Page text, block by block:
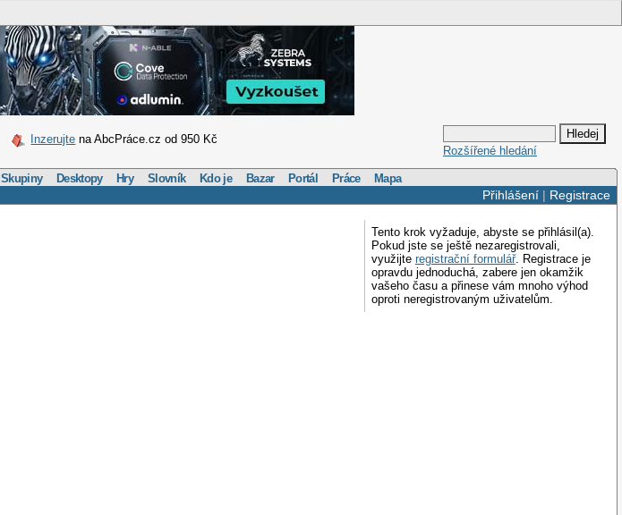
Inzerujte na AbcPráce.cz od 950 Kč
Rozšířené hledání
Skupiny Desktopy Hry Slovník Kdo je Bazar Portál Práce Mapa
Přihlášení| Registrace
Tento krok vyžaduje, abyste se přihlásil(a).
Pokud jste se ještě nezaregistrovali,
využijte registrační formulář. Registrace je
opravdu jednoduchá, zabere jen okamžik
vašeho času a přinese vám mnoho výhod
oproti neregistrovaným uživatelům.